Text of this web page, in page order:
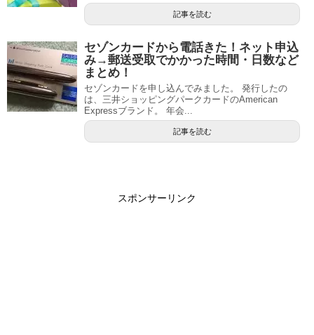
記事を読む
セゾンカードから電話きた！ネット申込
み→郵送受取でかかった時間・日数など
まとめ！
セゾンカードを申し込んでみました。 発行したの
は、三井ショッピングパークカードのAmerican
Expressブランド。 年会...
記事を読む
スポンサーリンク